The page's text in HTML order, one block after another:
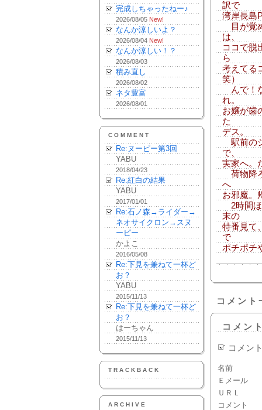
完成しちゃったねー♪
2026/08/05 New!
なんか涼しいよ？
2026/08/04 New!
なんか涼しい！？
2026/08/03
積み直し
2026/08/02
ネタ豊富
2026/08/01
COMMENT
Re:ヌーピー第3回
YABU
2018/04/23
Re:紅白の結果
YABU
2017/01/01
Re:石ノ森→ライダー→
ネオサイクロン→スヌ
ーピー
かよこ
2016/05/08
Re:下見を兼ねて一杯ど
お？
YABU
2015/11/13
Re:下見を兼ねて一杯ど
お？
はーちゃん
2015/11/13
TRACKBACK
ARCHIVE
訳で
湾岸長島
目が覚
は、
ココで脱
ら
考えてる
笑）
んで！
れ。
お嬢が歯
た
デス。
駅前の
で、
実家へ。
荷物降
へ
お邪魔。
2時間ほ
末の
特番見て
で
ポチポチ
コメント
コメン
コメン
名前
Ｅメール
ＵＲＬ
コメント